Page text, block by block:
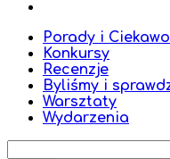
Porady i
Konkursy
Recenzje
Byliśmy i
Warsztaty
Wydarzenia